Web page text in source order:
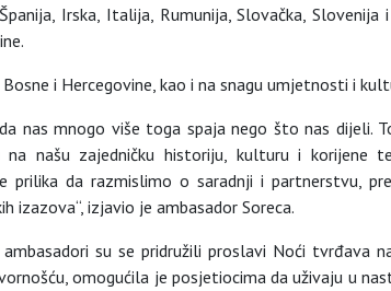
Irska, Italija, Rumunija, Slovačka,
i Hercegovine, kao i na snagu umjetnosti i
nas mnogo više toga spaja nego što nas dijeli.
našu zajedničku historiju, kulturu i korijene
da razmislimo o saradnji i partnerstvu,
izazova“, izjavio je ambasador Soreca.
su se pridružili proslavi Noći tvrđava
omogućila je posjetiocima da uživaju u